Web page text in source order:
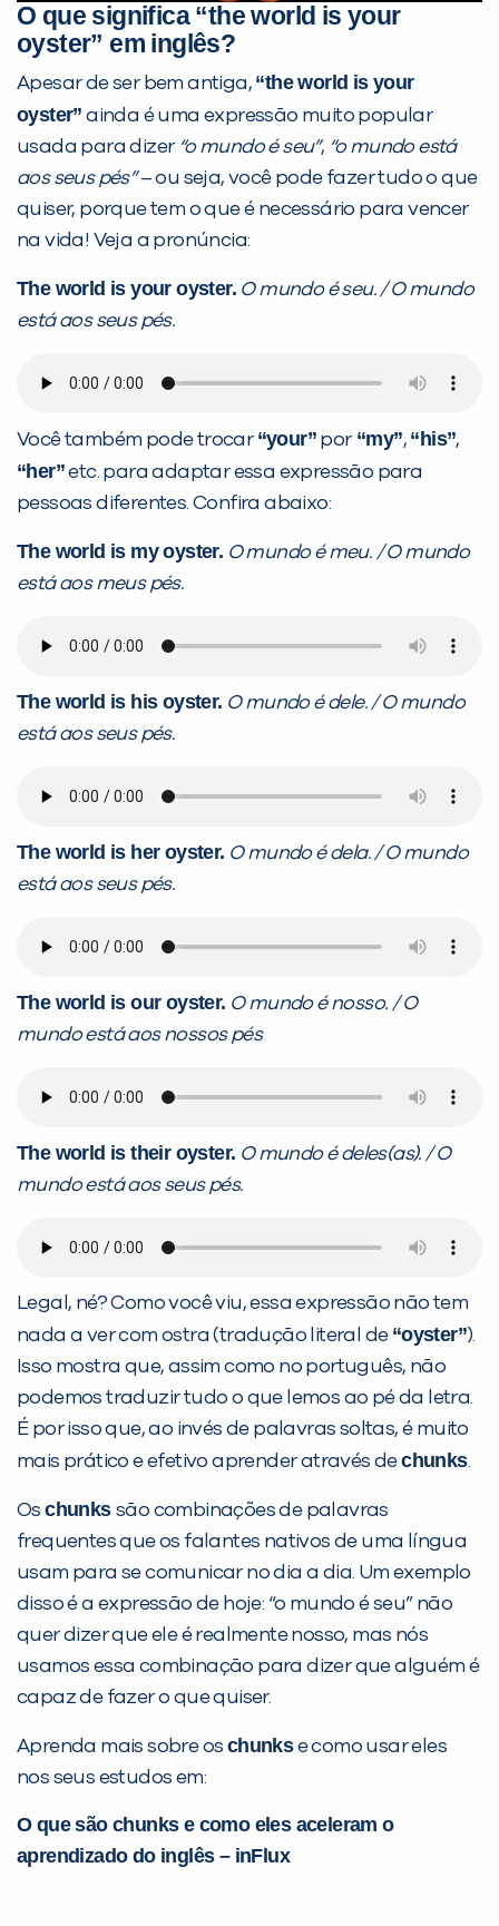
O que significa “the world is your
oyster” em inglês?
Apesar de ser bem antiga, “the world is your
oyster” ainda é uma expressão muito popular
usada para dizer “o mundo é seu”, “o mundo está
aos seus pés”– ou seja, você pode fazer tudo o que
quiser, porque tem o que é necessário para vencer
na vida! Veja a pronúncia:
The world is your oyster. O mundo é seu. /O mundo
está aos seus pés.
Você também pode trocar“your” por“my”, “his”,
“her”etc. para adaptar essa expressão para
pessoas diferentes. Confira abaixo:
The world is my oyster. O mundo é meu. / O mundo
está aos meus pés.
The world is his oyster. O mundo é dele. / O mundo
está aos seus pés.
The world is her oyster. O mundo é dela. / O mundo
está aos seus pés.
The world is our oyster. O mundo é nosso. / O
mundo está aos nossos pés
The world is their oyster. O mundo é deles(as). / O
mundo está aos seus pés.
Legal, né? Como você viu, essa expressão não tem
nada a ver com ostra (tradução literal de “oyster”).
Isso mostra que, assim como no português, não
podemos traduzir tudo o que lemos ao pé da letra.
É por isso que, ao invés de palavras soltas, é muito
mais prático e efetivo aprender através dechunks.
Oschunkssão combinações de palavras
frequentes que os falantes nativos de uma língua
usam para se comunicar no dia a dia. Um exemplo
disso é a expressão de hoje: “o mundo é seu” não
quer dizer que ele é realmente nosso, mas nós
usamos essa combinação para dizer que alguém é
capaz de fazer o que quiser.
Aprenda mais sobre os chunkse como usar eles
nos seus estudos em:
O que são chunks e como eles aceleram o
aprendizado do inglês – inFlux
Preencha com seus dados abaixo e
já vamos te colocar em contato
com a:
VOLTAR